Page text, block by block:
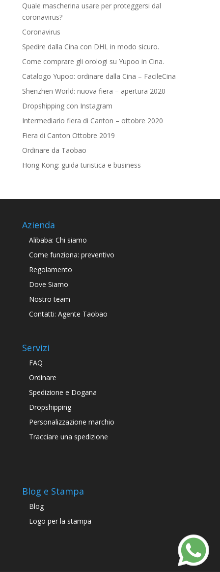
Quale mascherina usare per proteggersi dal
coronavirus?
Coronavirus
Spedire dalla Cina con DHL in modo sicuro.
Come comprare gli orologi su Yupoo in Cina.
Catalogo Yupoo: ordinare dalla Cina – FacileCina
Shenzhen World: nuova fiera – apertura 2020
Dropshipping con Instagram
Intermediario fiera di Canton – ottobre 2020
Fiera di Canton Ottobre 2019
Ordinare da Taobao
Hong Kong: guida turistica e business
Azienda
Alibaba: Chi siamo
Come funziona: preventivo
Regolamento
Dove Siamo
Nostro team
Contatti: Agente Taobao
Servizi
FAQ
Ordinare
Spedizione e Dogana
Dropshipping
Personalizzazione marchio
Tracciare una spedizione
Blog e Stampa
Blog
Logo per la stampa